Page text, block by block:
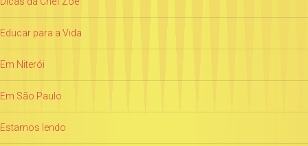
Educar para a Vida
Em Niterói
Em São Paulo
Estamos lendo